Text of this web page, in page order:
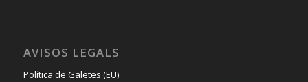
AVISOS LEGALS
Política de Galetes (EU)